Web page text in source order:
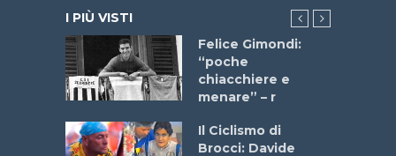
I PIÙ VISTI
Felice Gimondi:
“poche
chiacchiere e
menare” – r
Il Ciclismo di
Brocci: Davide